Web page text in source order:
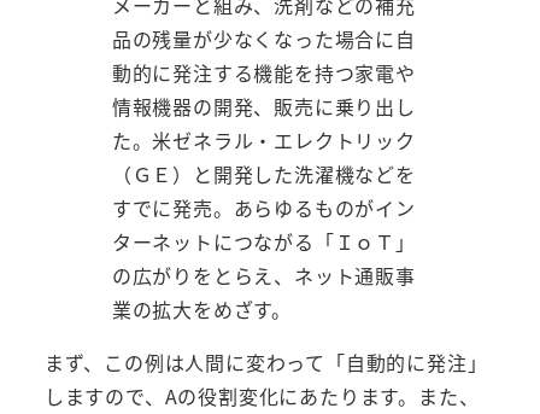
品の残量が少なくなった場合に自
動的に発注する機能を持つ家電や
情報機器の開発、販売に乗り出し
た。米ゼネラル・エレクトリック
（ＧＥ）と開発した洗濯機などを
すでに発売。あらゆるものがイン
ターネットにつながる「ＩｏＴ」
の広がりをとらえ、ネット通販事
業の拡大をめざす。
まず、この例は人間に変わって「自動的に発注」
しますので、Aの役割変化にあたります。また、